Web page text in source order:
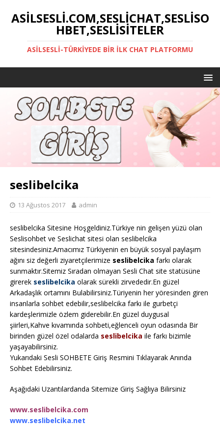
ASILSESLI.COM,SESLICHAT,SESLISO
HBET,SESLISITELER
ASILSESLI-TÜRKIYEDE BIR İLK CHAT PLATFORMU
seslibelcika
13 Ağustos 2017 admin
seslibelcika Sitesine Hoşgeldiniz.Türkiye nin gelişen yüzü olan
Seslisohbet ve Seslichat sitesi olan seslibelcika
sitesindesiniz.Amacımız Türkiyenin en büyük sosyal paylaşım
ağını siz değerli ziyaretçilerimize seslibelcika farkı olarak
sunmaktır.Sitemiz Sıradan olmayan Sesli Chat site statüsüne
girerek seslibelcika olarak sürekli zirvededir.En güzel
Arkadaşlık ortamını Bulabilirsiniz.Türiyenin her yöresinden giren
insanlarla sohbet edebilir,seslibelcika farkı ile gurbetçi
kardeşlerimizle özlem giderebilir.En güzel duygusal
şiirleri,Kahve kıvamında sohbeti,eğlenceli oyun odasında Bir
birinden güzel özel odalarda seslibelcika ile farkı bizimle
yaşayabilirsiniz.
Yukarıdaki Sesli SOHBETE Giriş Resmini Tıklayarak Anında
Sohbet Edebilirsiniz.
Aşağıdaki Uzantılardanda Sitemize Giriş Sağlıya Bilirsiniz
www.seslibelcika.com
www.seslibelcika.net